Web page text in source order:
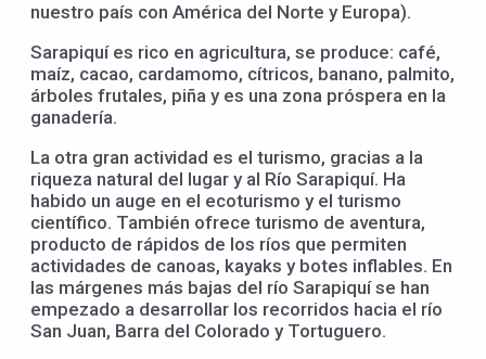
nuestro país con América del Norte y Europa).
Sarapiquí es rico en agricultura, se produce: café,
maíz, cacao, cardamomo, cítricos, banano, palmito,
árboles frutales, piña y es una zona próspera en la
ganadería.
La otra gran actividad es el turismo, gracias a la
riqueza natural del lugar y al Río Sarapiquí. Ha
habido un auge en el ecoturismo y el turismo
científico. También ofrece turismo de aventura,
producto de rápidos de los ríos que permiten
actividades de canoas, kayaks y botes inflables. En
las márgenes más bajas del río Sarapiquí se han
empezado a desarrollar los recorridos hacia el río
San Juan, Barra del Colorado y Tortuguero.